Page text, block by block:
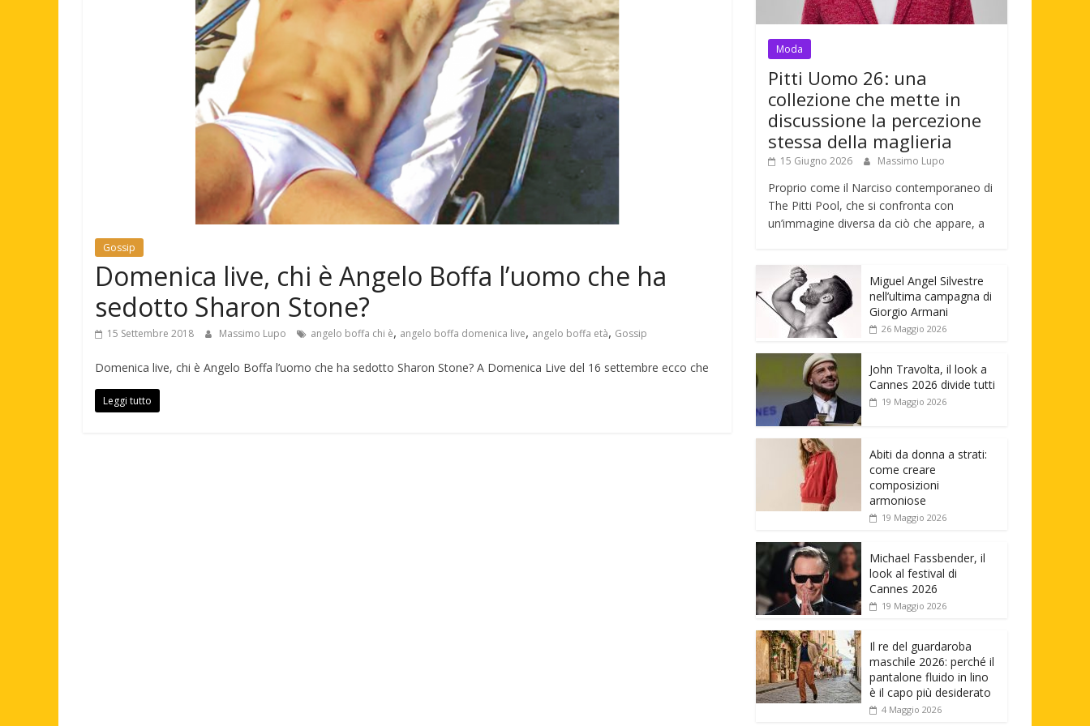
Gossip
Domenica live, chi è Angelo Boffa l’uomo che ha
sedotto Sharon Stone?
15 Settembre 2018 Massimo Lupo angelo boffa chi è, angelo boffa domenica live, angelo boffa età, Gossip
Domenica live, chi è Angelo Boffa l’uomo che ha sedotto Sharon Stone? A Domenica Live del 16 settembre ecco che
Leggi tutto
Moda
Pitti Uomo 26: una
collezione che mette in
discussione la percezione
stessa della maglieria
15 Giugno 2026 Massimo Lupo
Proprio come il Narciso contemporaneo di
The Pitti Pool, che si confronta con
un’immagine diversa da ciò che appare, a
Miguel Angel Silvestre
nell’ultima campagna di
Giorgio Armani
26 Maggio 2026
John Travolta, il look a
Cannes 2026 divide tutti
19 Maggio 2026
Abiti da donna a strati:
come creare
composizioni
armoniose
19 Maggio 2026
Michael Fassbender, il
look al festival di
Cannes 2026
19 Maggio 2026
Il re del guardaroba
maschile 2026: perché il
pantalone fluido in lino
è il capo più desiderato
4 Maggio 2026